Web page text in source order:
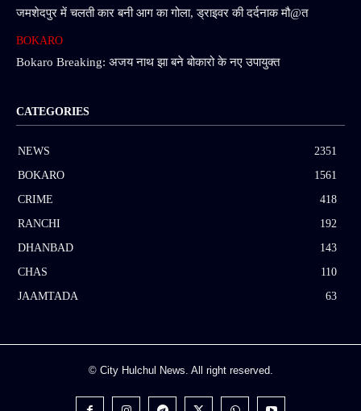
जमशेदपुर में चलती कार बनी आग का गोला, ड्राइवर की दर्दनाक मौ@त
BOKARO
Bokaro Breaking: अजय नाथ झा बने बोकारो के नए उपायुक्त
CATEGORIES
NEWS
2351
BOKARO
1561
CRIME
418
RANCHI
192
DHANBAD
143
CHAS
110
JAAMTADA
63
© City Hulchul News. All right reserved.